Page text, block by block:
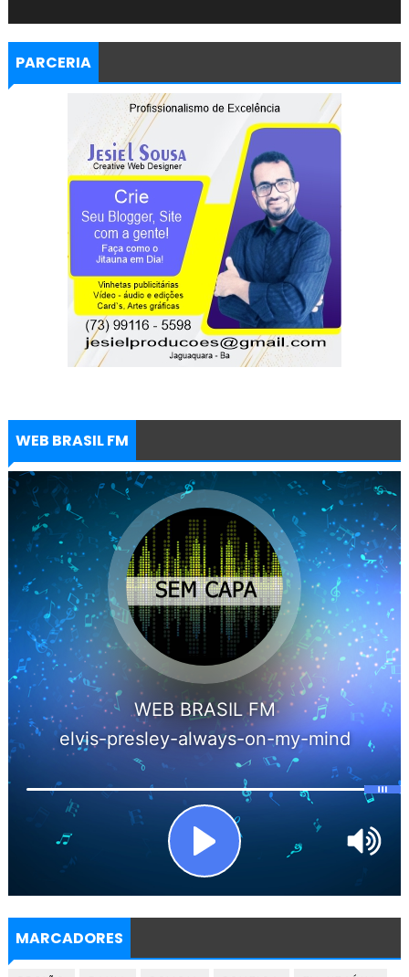
PARCERIA
WEB BRASIL FM
MARCADORES